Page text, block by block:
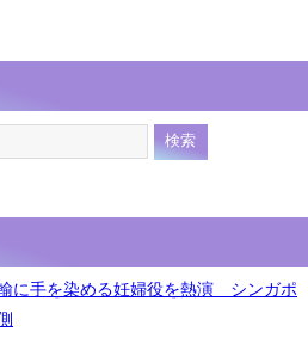
に手を染める妊婦役を熱演 シンガポ